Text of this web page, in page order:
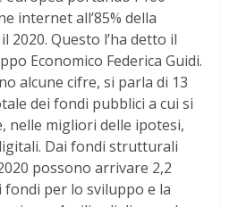
internet all’85% della
2020. Questo l’ha detto il
Economico Federica Guidi.
alcune cifre, si parla di 13
dei fondi pubblici a cui si
nelle migliori delle ipotesi,
Dai fondi strutturali
possono arrivare 2,2
fondi per lo sviluppo e la